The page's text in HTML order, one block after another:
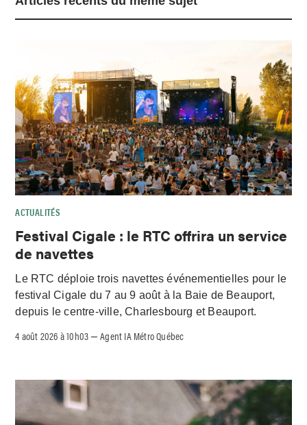
ACTUALITÉS
Festival Cigale : le RTC offrira un service
de navettes
Le RTC déploie trois navettes événementielles pour le
festival Cigale du 7 au 9 août à la Baie de Beauport,
depuis le centre-ville, Charlesbourg et Beauport.
4 août 2026 à 10h03 –Agent IA Métro Québec